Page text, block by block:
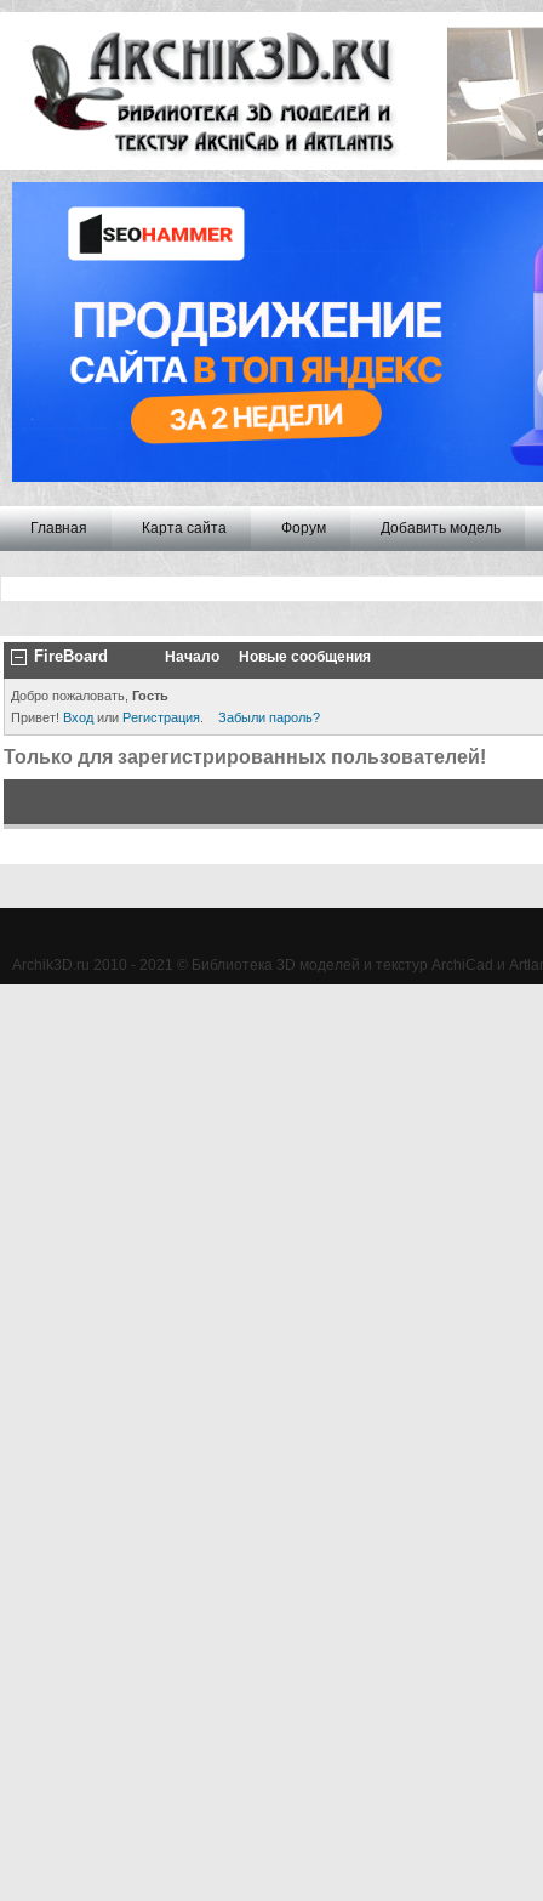
Главная Карта сайта Форум Добавить модель
FireBoard Начало Новые сообщения
Добро пожаловать, Гость
Привет! Вход или Регистрация Забыли пароль?
Только для зарегистрированных пользователей!
Archik3D.ru 2010 - 2021 © Библиотека 3D моделей и текстур ArchiCad и